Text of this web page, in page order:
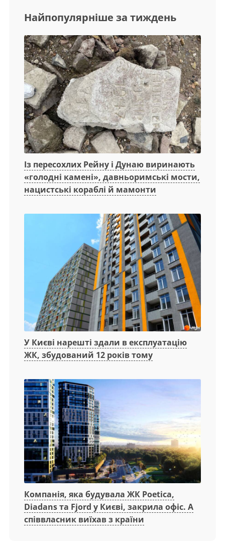
Найпопулярніше за тиждень
Із пересохлих Рейну і Дунаю виринають
«голодні камені», давньоримські мости,
нацистські кораблі й мамонти
У Києві нарешті здали в експлуатацію
ЖК, збудований 12 років тому
Компанія, яка будувала ЖК Poetica,
Diadans та Fjord у Києві, закрила офіс. А
співвласник виїхав з країни